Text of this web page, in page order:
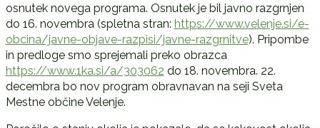
osnutek novega programa. Osnutek je bil javno razgrnjen
do 16. novembra (spletna stran: https://www.velenje.si/e-
obcina/javne-objave-razpisi/javne-razgrnitve). Pripombe
in predloge smo sprejemali preko obrazca
https://www.1ka.si/a/303062 do 18. novembra. 22.
decembra bo nov program obravnavan na seji Sveta
Mestne občine Velenje.